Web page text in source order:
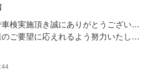
この度、当社で車検実施頂き誠にありがとうございました。
要望に応えれるよう努力いたします。
があれば、いつでもご相談ください。